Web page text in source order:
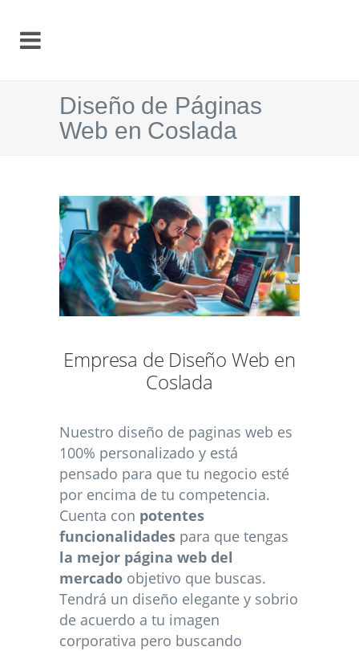
Diseño de Páginas
Web en Coslada
Empresa de Diseño Web en
Coslada
Nuestro diseño de paginas web es
100% personalizado y está
pensado para que tu negocio esté
por encima de tu competencia.
Cuenta con potentes
funcionalidades para que tengas
la mejor página web del
mercado objetivo que buscas.
Tendrá un diseño elegante y sobrio
de acuerdo a tu imagen
corporativa pero buscando